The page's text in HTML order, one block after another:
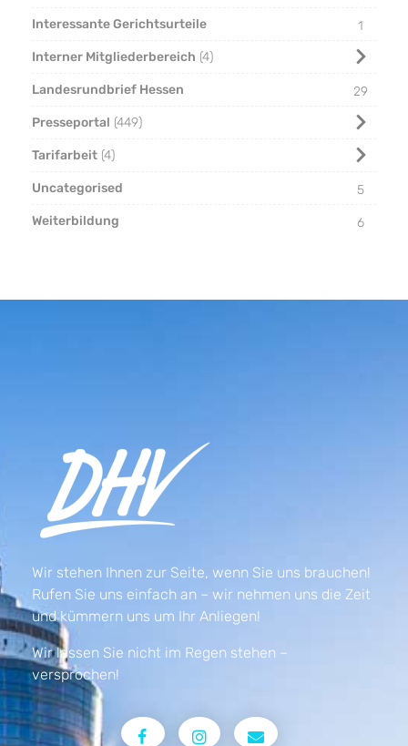
Interessante Gerichtsurteile
1
Interner Mitgliederbereich 4
Landesrundbrief Hessen
29
Presseportal 449
Tarifarbeit 4
Uncategorised
5
Weiterbildung
6
Wir stehen Ihnen zur Seite, wenn Sie uns brauchen!
Rufen Sie uns einfach an – wir nehmen uns die Zeit
und kümmern uns um Ihr Anliegen!
Wir lassen Sie nicht im Regen stehen –
versprochen!